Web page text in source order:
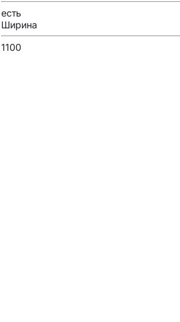
есть
Ширина
1100